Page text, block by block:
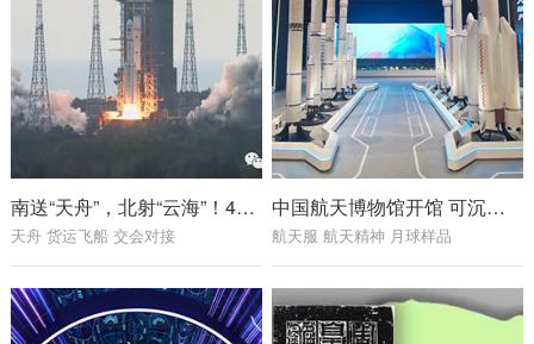
南送“天舟”，北射“云海”！4小时内，两发两成！
天舟 货运飞船 交会对接
中国航天博物馆开馆 可沉浸式体验火箭发射现场
航天服 航天精神 月球样品